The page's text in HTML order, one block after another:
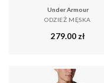
Under Armour
ODZIEŻ MĘSKA
279.00 zł